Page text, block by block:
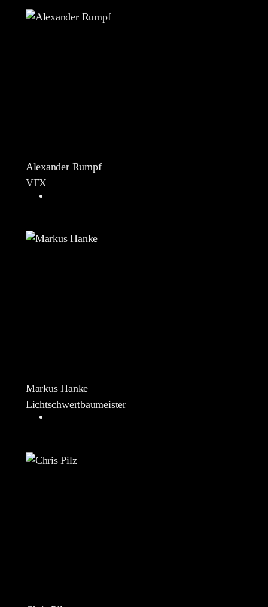
Alexander Rumpf
VFX
Markus Hanke
Lichtschwertbaumeister